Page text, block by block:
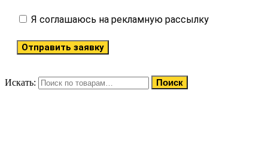
Я соглашаюсь на рекламную рассылку
Отправить заявку
Искать: Поиск